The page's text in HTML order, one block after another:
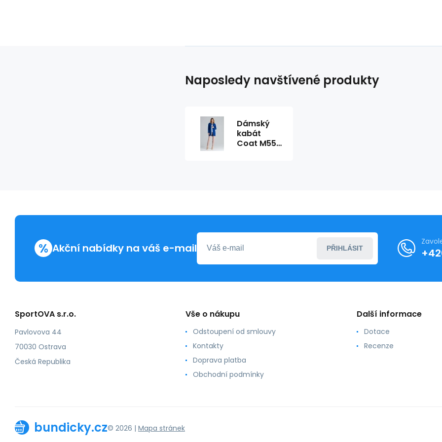
Naposledy navštívené produkty
Dámský
kabát
Coat M551
% Akční nabídky na váš e-mail PŘIHLÁSIT
SportOVA s.r.o.
Pavlovova 44
70030 Ostrava
Česká Republika
Vše o nákupu
Odstoupení od smlouvy
Kontakty
Doprava platba
Obchodní podmínky
Další informace
Dotace
Recenze
bundicky.cz© 2026 | Mapa stránek